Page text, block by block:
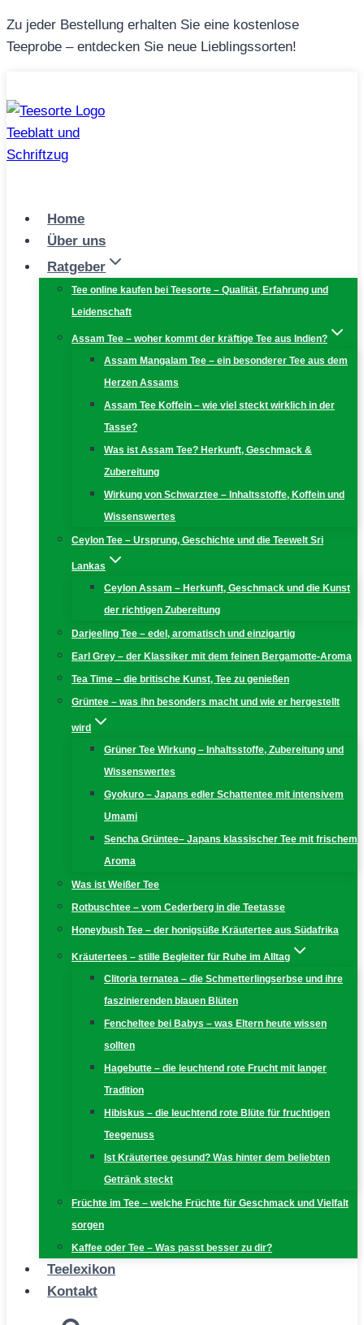
Zum
Inhalt
Zu jeder Bestellung erhalten Sie eine kostenlose
Teeprobe – entdecken Sie neue Lieblingssorten!
Home
Über uns
Ratgeber
Tee online kaufen bei Teesorte – Qualität, Erfahrung und
Leidenschaft
Assam Tee – woher kommt der kräftige Tee aus Indien?
Assam Mangalam Tee – ein besonderer Tee aus dem
Herzen Assams
Assam Tee Koffein – wie viel steckt wirklich in der
Tasse?
Was ist Assam Tee? Herkunft, Geschmack &
Zubereitung
Wirkung von Schwarztee – Inhaltsstoffe, Koffein und
Wissenswertes
Ceylon Tee – Ursprung, Geschichte und die Teewelt Sri
Lankas
Ceylon Assam – Herkunft, Geschmack und die Kunst
der richtigen Zubereitung
Darjeeling Tee – edel, aromatisch und einzigartig
Earl Grey – der Klassiker mit dem feinen Bergamotte-Aroma
Tea Time – die britische Kunst, Tee zu genießen
Grüntee – was ihn besonders macht und wie er hergestellt
wird
Grüner Tee Wirkung – Inhaltsstoffe, Zubereitung und
Wissenswertes
Gyokuro – Japans edler Schattentee mit intensivem
Umami
Sencha Grüntee– Japans klassischer Tee mit frischem
Aroma
Was ist Weißer Tee
Rotbuschtee – vom Cederberg in die Teetasse
Honeybush Tee – der honigsüße Kräutertee aus Südafrika
Kräutertees – stille Begleiter für Ruhe im Alltag
Clitoria ternatea – die Schmetterlingserbse und ihre
faszinierenden blauen Blüten
Fencheltee bei Babys – was Eltern heute wissen
sollten
Hagebutte – die leuchtend rote Frucht mit langer
Tradition
Hibiskus – die leuchtend rote Blüte für fruchtigen
Teegenuss
Ist Kräutertee gesund? Was hinter dem beliebten
Getränk steckt
Früchte im Tee – welche Früchte für Geschmack und Vielfalt
sorgen
Kaffee oder Tee – Was passt besser zu dir?
Teelexikon
Kontakt